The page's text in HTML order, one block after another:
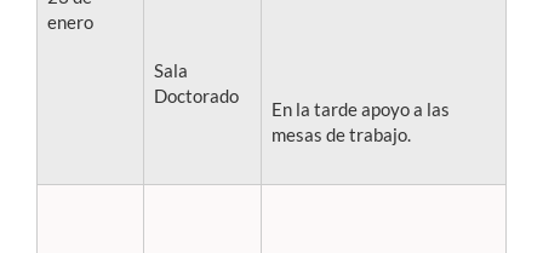
enero
Sala
Doctorado
En la tarde apoyo a las
mesas de trabajo.